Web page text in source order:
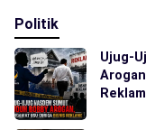
Politik
Ujug-